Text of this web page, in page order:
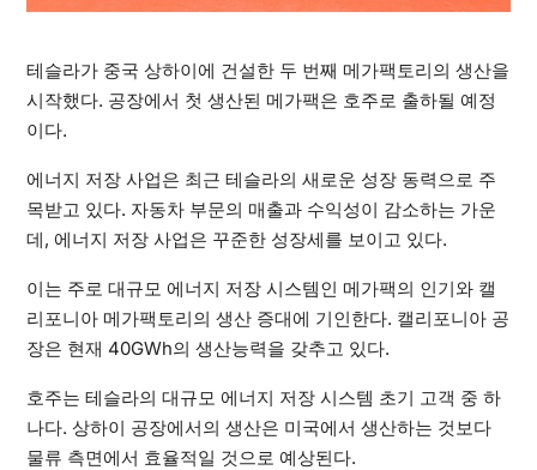
테슬라가 중국 상하이에 건설한 두 번째 메가팩토리의 생산을
시작했다. 공장에서 첫 생산된 메가팩은 호주로 출하될 예정
이다.
에너지 저장 사업은 최근 테슬라의 새로운 성장 동력으로 주
목받고 있다. 자동차 부문의 매출과 수익성이 감소하는 가운
데, 에너지 저장 사업은 꾸준한 성장세를 보이고 있다.
이는 주로 대규모 에너지 저장 시스템인 메가팩의 인기와 캘
리포니아 메가팩토리의 생산 증대에 기인한다. 캘리포니아 공
장은 현재 40GWh의 생산능력을 갖추고 있다.
호주는 테슬라의 대규모 에너지 저장 시스템 초기 고객 중 하
나다. 상하이 공장에서의 생산은 미국에서 생산하는 것보다
물류 측면에서 효율적일 것으로 예상된다.